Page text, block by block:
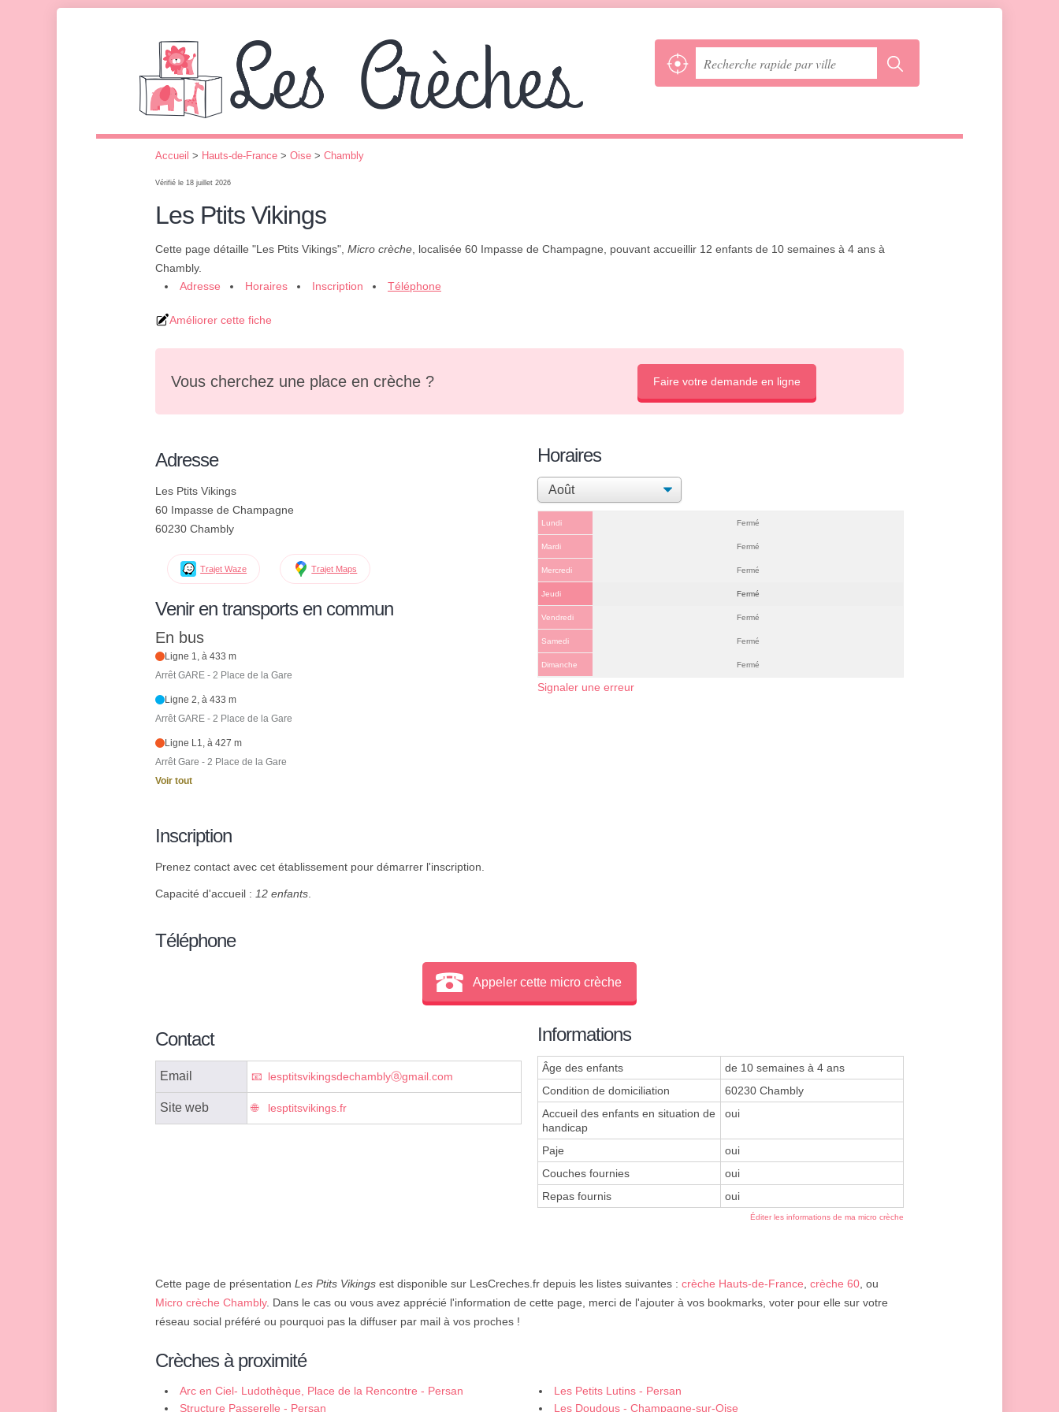
Accueil > Hauts-de-France > Oise > Chambly
Vérifié le 18 juillet 2026
Les Ptits Vikings
Cette page détaille "Les Ptits Vikings", Micro crèche , localisée 60 Impasse de Champagne, pouvant accueillir 12 enfants de 10 semaines à 4 ans à
Chambly.
Adresse
Horaires Inscription Téléphone
Améliorer cette fiche
Vous cherchez une place en crèche ? Faire votre demande en ligne
Adresse
Les Ptits Vikings
60 Impasse de Champagne
60230 Chambly
Trajet Waze Trajet Maps
Venir en transports en commun
En bus
Ligne 1, à 433 m
Arrêt GARE - 2 Place de la Gare
Ligne 2, à 433 m
Arrêt GARE - 2 Place de la Gare
Ligne L1, à 427 m
Arrêt Gare - 2 Place de la Gare
Voir tout
Horaires
Lundi Fermé
Mardi Fermé
Mercredi Fermé
Jeudi Fermé
Vendredi Fermé
Samedi Fermé
Dimanche Fermé
Signaler une erreur
Inscription
Prenez contact avec cet établissement pour démarrer l'inscription.
Capacité d'accueil : 12 enfants.
Téléphone
Appeler cette micro crèche
Contact
Email lesptitsvikingsdechamblyⓐgmail.com
Site web lesptitsvikings.fr
Informations
Âge des enfants
de 10 semaines à 4 ans
Condition de domiciliation
60230 Chambly
Accueil des enfants en situation de
handicap
oui
Paje
oui
Couches fournies
oui
Repas fournis
oui
Éditer les informations de ma micro crèche
Cette page de présentation Les Ptits Vikings est disponible sur LesCreches.fr depuis les listes suivantes : crèche Hauts-de-France, crèche 60, ou
Micro crèche Chambly. Dans le cas ou vous avez apprécié l'information de cette page, merci de l'ajouter à vos bookmarks, voter pour elle sur votre
réseau social préféré ou pourquoi pas la diffuser par mail à vos proches !
Crèches à proximité
Arc en Ciel- Ludothèque, Place de la Rencontre - Persan
Les Petits Lutins - Persan
Structure Passerelle - Persan
Les Doudous - Champagne-sur-Oise